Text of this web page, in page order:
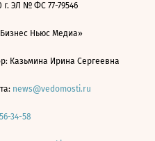
г. ЭЛ № ФС 77-79546
Ньюс Медиа»
Казьмина Ирина Сергеевна
news@vedomosti.ru
34-58